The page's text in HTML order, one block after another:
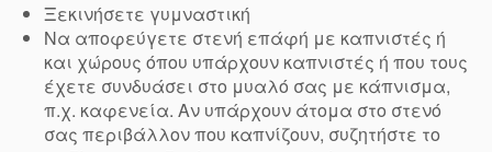
Ξεκινήσετε γυμναστική
Να αποφεύγετε στενή επάφή με καπνιστές ή
και χώρους όπου υπάρχουν καπνιστές ή που τους
έχετε συνδυάσει στο μυαλό σας με κάπνισμα,
π.χ. καφενεία. Αν υπάρχουν άτομα στο στενό
σας περιβάλλον που καπνίζουν, συζητήστε το